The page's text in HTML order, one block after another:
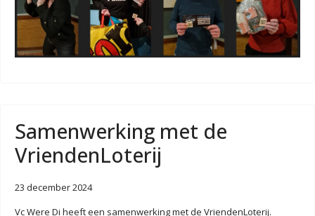
Samenwerking met de
VriendenLoterij
23 december 2024
Vc Were Di heeft een samenwerking met de VriendenLoterij.